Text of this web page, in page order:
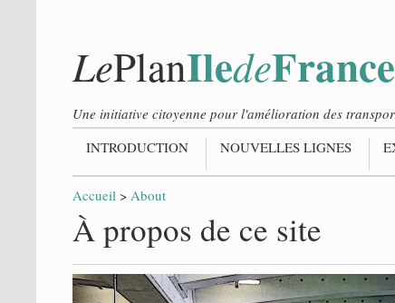
LePlanIledeFrance
Une initiative citoyenne pour l'amélioration des
INTRODUCTION
NOUVELLES LIGNES
Accueil > About
À propos de ce site